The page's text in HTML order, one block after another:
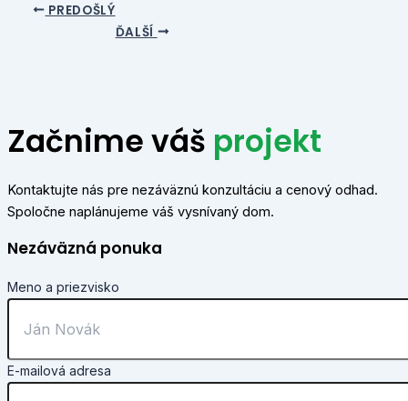
PREDOŠLÝ
ĎALŠÍ
Začnime váš projekt
Kontaktujte nás pre nezáväznú konzultáciu a cenový odhad.
Spoločne naplánujeme váš vysnívaný dom.
Nezáväzná ponuka
Meno a priezvisko
E-mailová adresa